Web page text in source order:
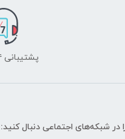
پشتیبانی ۲۴ ساعته
در شبکه‌های اجتماعی دنبال کنید: